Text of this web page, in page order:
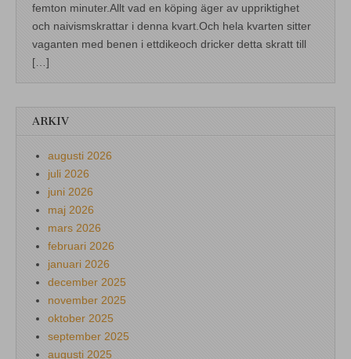
femton minuter.Allt vad en köping äger av uppriktighet
och naivismskrattar i denna kvart.Och hela kvarten sitter
vaganten med benen i ettdikeoch dricker detta skratt till
[…]
ARKIV
augusti 2026
juli 2026
juni 2026
maj 2026
mars 2026
februari 2026
januari 2026
december 2025
november 2025
oktober 2025
september 2025
augusti 2025